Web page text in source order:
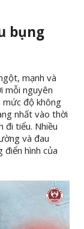
bụng
mạnh và
mỗi nguyên
mức độ không
nhất vào thời
đi tiểu. Nhiều
và đau
hình của